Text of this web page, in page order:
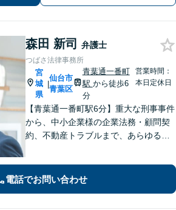
森田 新司 弁護士
つばさ法律事務所
宮
城
県
|
仙台市
青葉区
青葉通一番町
駅 から徒歩6
分
営業時間：
本日定休日
【青葉通一番町駅6分】重大な刑事事件
から、中小企業様の企業法務・顧問契
約、不動産トラブルまで、あらゆる法
もございます。一人で抱え込まず、ま
電話でお問い合わせ